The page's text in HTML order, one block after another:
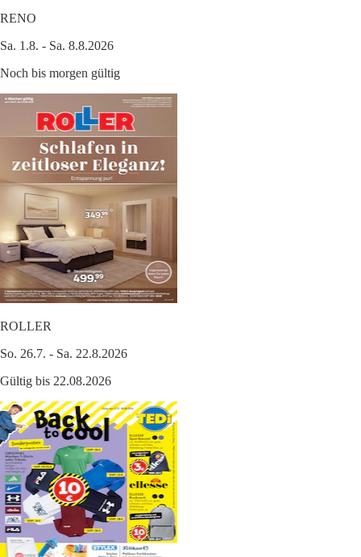
RENO
Sa. 1.8. - Sa. 8.8.2026
Noch bis morgen gültig
ROLLER
So. 26.7. - Sa. 22.8.2026
Gültig bis 22.08.2026